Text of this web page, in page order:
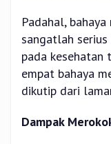
Padahal,
sangatlah
pada kesehatan
empat bahaya
dikutip dari
Dampak